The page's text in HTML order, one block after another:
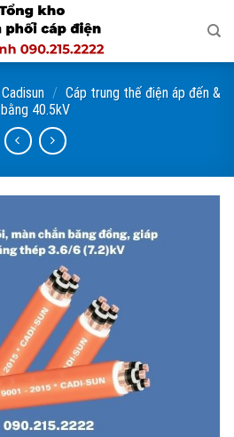
Cadisun / Cáp trung thế điện áp đến &
bằng 40.5kV